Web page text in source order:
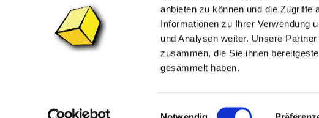
anbieten zu können und die Zugriffe
Informationen zu Ihrer Verwendung
und Analysen weiter. Unsere
zusammen, die Sie ihnen
gesammelt haben.
Einwilligungsauswahl
Anmelden
Erforderlich